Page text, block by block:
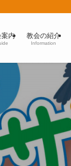
案内 教会の紹介
Information